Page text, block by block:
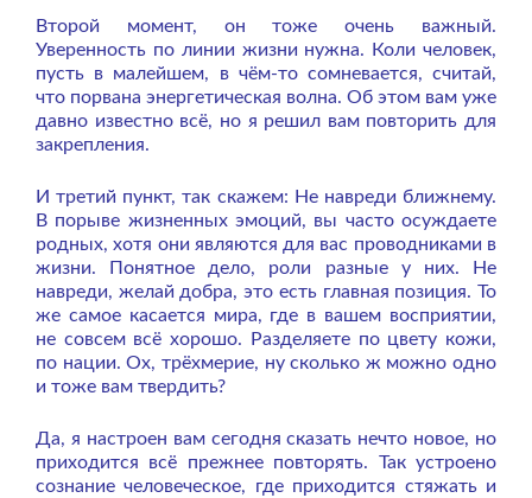
Второй момент, он тоже очень важный.
Уверенность по линии жизни нужна. Коли человек,
пусть в малейшем, в чём-то сомневается, считай,
что порвана энергетическая волна. Об этом вам уже
давно известно всё, но я решил вам повторить для
закрепления.
И третий пункт, так скажем: Не навреди ближнему.
В порыве жизненных эмоций, вы часто осуждаете
родных, хотя они являются для вас проводниками в
жизни. Понятное дело, роли разные у них. Не
навреди, желай добра, это есть главная позиция. То
же самое касается мира, где в вашем восприятии,
не совсем всё хорошо. Разделяете по цвету кожи,
по нации. Ох, трёхмерие, ну сколько ж можно одно
и тоже вам твердить?
Да, я настроен вам сегодня сказать нечто новое, но
приходится всё прежнее повторять. Так устроено
сознание человеческое, где приходится стяжать и